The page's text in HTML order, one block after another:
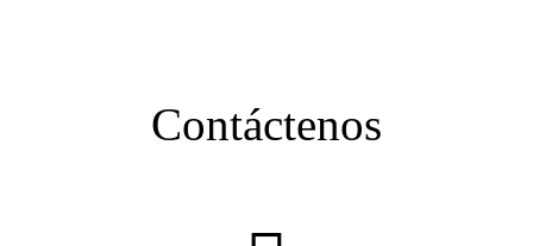
Contáctenos